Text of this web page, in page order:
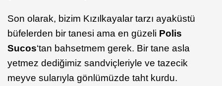
Son olarak, bizim Kızılkayalar tarzı ayaküstü
büfelerden bir tanesi ama en güzeli Polis
Sucos‘tan bahsetmem gerek. Bir tane asla
yetmez dediğimiz sandviçleriyle ve tazecik
meyve sularıyla gönlümüzde taht kurdu.